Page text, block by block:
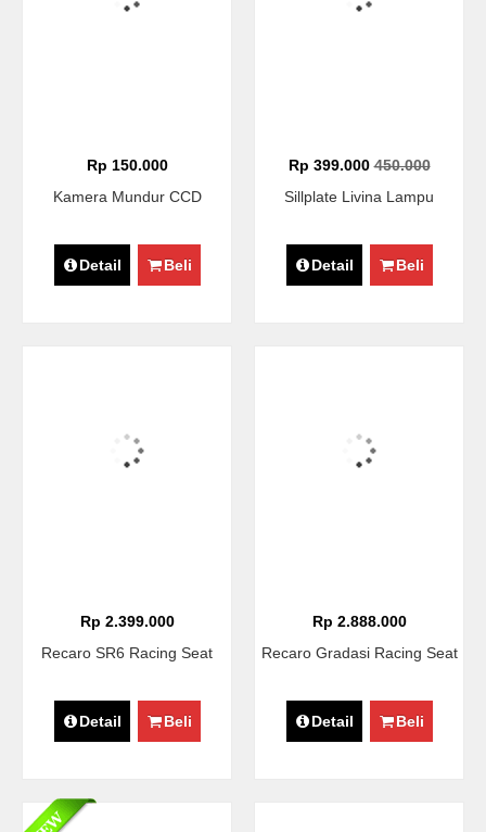
Rp 150.000
Kamera Mundur CCD
Detail Beli
Rp 399.000450.000
Sillplate Livina Lampu
Detail Beli
Rp 2.399.000
Recaro SR6 Racing Seat
Detail Beli
Rp 2.888.000
Recaro Gradasi Racing Seat
Detail Beli